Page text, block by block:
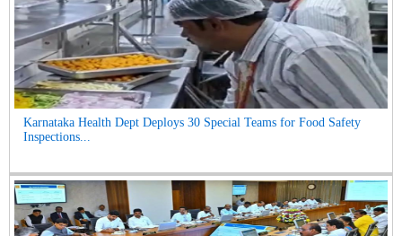
Karnataka Health Dept Deploys 30 Special Teams for Food Safety
Inspections...